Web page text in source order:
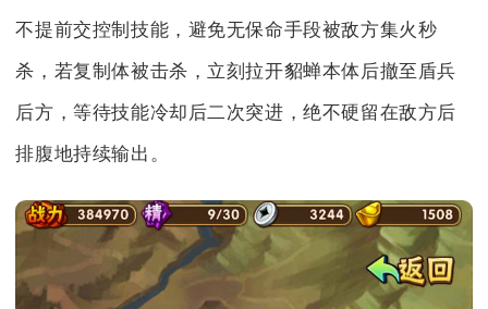
不提前交控制技能，避免无保命手段被敌方集火秒
杀，若复制体被击杀，立刻拉开貂蝉本体后撤至盾兵
后方，等待技能冷却后二次突进，绝不硬留在敌方后
排腹地持续输出。